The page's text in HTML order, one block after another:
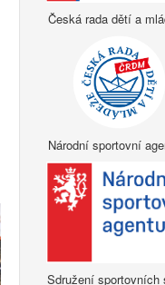
Česká rada dětí a
Národní sportovní
Sdružení sportovních